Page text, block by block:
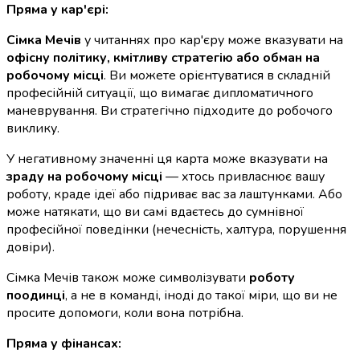
Пряма у кар'єрі:
Сімка Мечів у читаннях про кар'єру може вказувати на
офісну політику, кмітливу стратегію або обман на
робочому місці. Ви можете орієнтуватися в складній
професійній ситуації, що вимагає дипломатичного
маневрування. Ви стратегічно підходите до робочого
виклику.
У негативному значенні ця карта може вказувати на
зраду на робочому місці — хтось привласнює вашу
роботу, краде ідеї або підриває вас за лаштунками. Або
може натякати, що ви самі вдаєтесь до сумнівної
професійної поведінки (нечесність, халтура, порушення
довіри).
Сімка Мечів також може символізувати роботу
поодинці, а не в команді, іноді до такої міри, що ви не
просите допомоги, коли вона потрібна.
Пряма у фінансах: